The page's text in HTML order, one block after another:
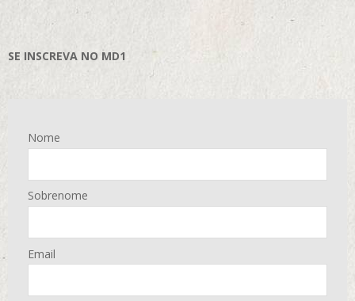
SE INSCREVA NO MD1
Nome
Sobrenome
Email